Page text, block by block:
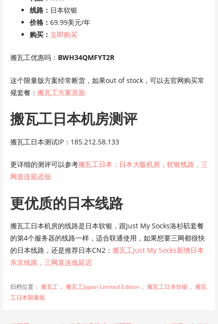
线路： 日本软银
价格： 69.99美元/年
购买： 立即购买
搬瓦工优惠吗： BWH34QMFYT2R
这个限量版方案经常断货，如果out of stock，可以去官网购买常
规套餐： 搬瓦工方案页面
搬瓦工日本机房测评
搬瓦工日本测试IP：185.212.58.133
更详细的测评可以参考搬瓦工日本：日本大阪机房，软银线路，三
网直连延迟低
更优质的日本线路
搬瓦工日本机房的线路是日本软银，跟Just My Socks洛杉矶套餐
的第4个服务器的线路一样，适合联通使用，如果想要三网都很快
的日本线路，还是推荐日本CN2： 搬瓦工Just My Socks新增日本
东京线路，三网直连低延迟
归档位置： 搬瓦工， 搬瓦工Japan Limited Edition， 搬瓦工日本软银 ， 搬瓦
工日本限量版